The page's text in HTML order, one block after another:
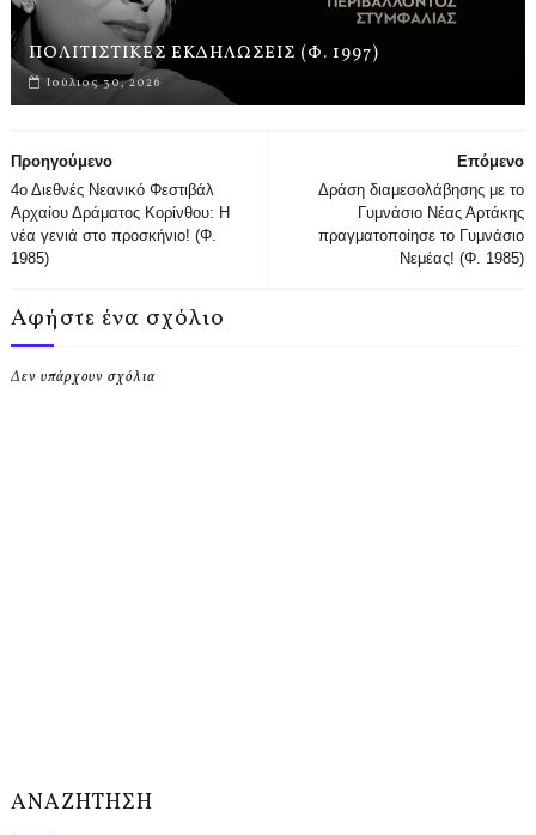
ΠΟΛΙΤΙΣΤΙΚΕΣ ΕΚΔΗΛΩΣΕΙΣ (Φ. 1997)
Ιούλιος 30, 2026
Επόμενο
Δράση διαμεσολάβησης με το
Γυμνάσιο Νέας Αρτάκης
πραγματοποίησε το Γυμνάσιο
Νεμέας! (Φ. 1985)
Προηγούμενο
4ο Διεθνές Νεανικό Φεστιβάλ
Αρχαίου Δράματος Κορίνθου: Η
νέα γενιά στο προσκήνιο! (Φ.
1985)
Αφήστε ένα σχόλιο
Δεν υπάρχουν σχόλια
ΑΝΑΖΗΤΗΣΗ